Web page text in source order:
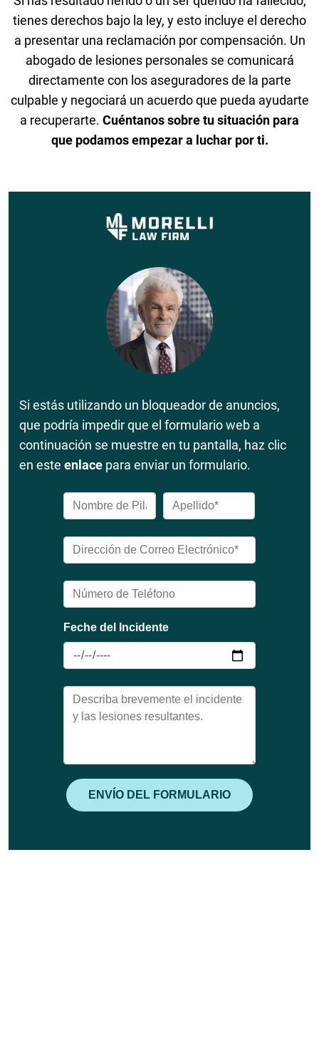
tienes derechos bajo la ley, y esto incluye el derecho
a presentar una reclamación por compensación. Un
abogado de lesiones personales se comunicará
directamente con los aseguradores de la parte
culpable y negociará un acuerdo que pueda ayudarte
a recuperarte. Cuéntanos sobre tu situación para
que podamos empezar a luchar por ti.
Si estás utilizando un bloqueador de anuncios,
que podría impedir que el formulario web a
continuación se muestre en tu pantalla, haz clic
en este enlace para enviar un formulario.